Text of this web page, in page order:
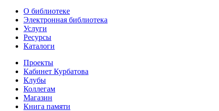
О библиотеке
Электронная библиотека
Услуги
Ресурсы
Каталоги
Проекты
Кабинет Курбатова
Клубы
Коллегам
Магазин
Книга памяти